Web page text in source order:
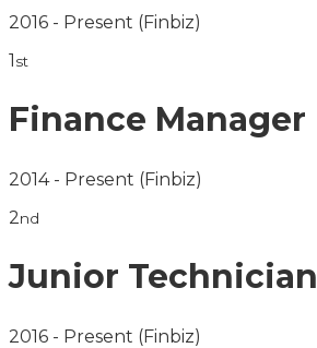
2016 - Present (Finbiz)
1st
Finance Manager
2014 - Present (Finbiz)
2nd
Junior Technician
2016 - Present (Finbiz)